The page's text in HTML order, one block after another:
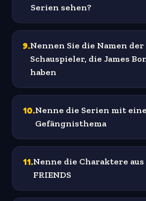
Serien sehen?
9.Nennen Sie die Namen der
Schauspieler, die James
haben
10.Nenne die Serien mit
Gefängnisthema
11.Nenne die Charaktere
FRIENDS